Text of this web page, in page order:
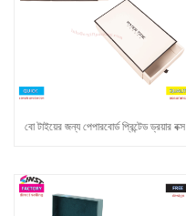
বো টাইয়ের জন্য পেপারবোর্ড প্রিন্টেড ড্রয়ার বক্স